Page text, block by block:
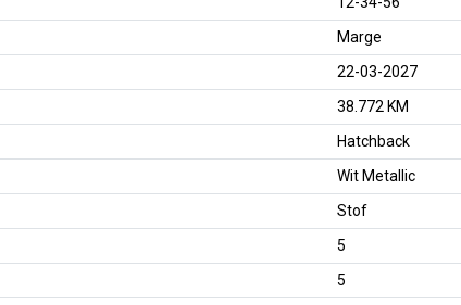
Marge
22-03-2027
38.772 KM
Hatchback
Wit Metallic
Stof
5
5